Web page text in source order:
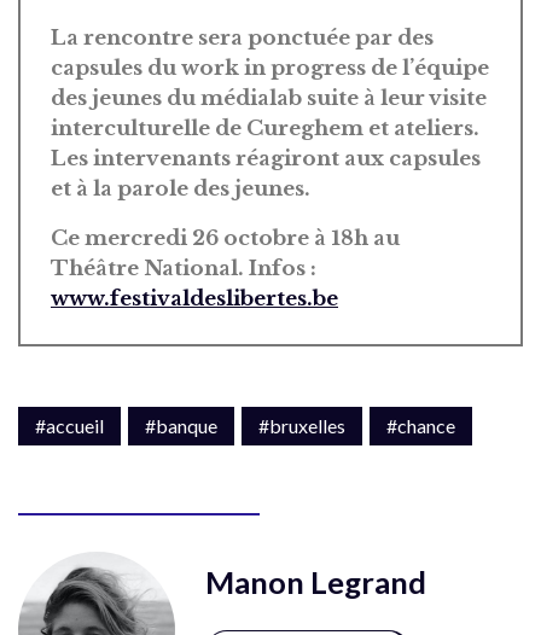
La rencontre sera ponctuée par des
capsules du work in progress de l’équipe
des jeunes du médialab suite à leur visite
interculturelle de Cureghem et ateliers.
Les intervenants réagiront aux capsules
et à la parole des jeunes.
Ce mercredi 26 octobre à 18h au
Théâtre National. Infos :
www.festivaldeslibertes.be
#accueil #banque #bruxelles #chance
Manon Legrand